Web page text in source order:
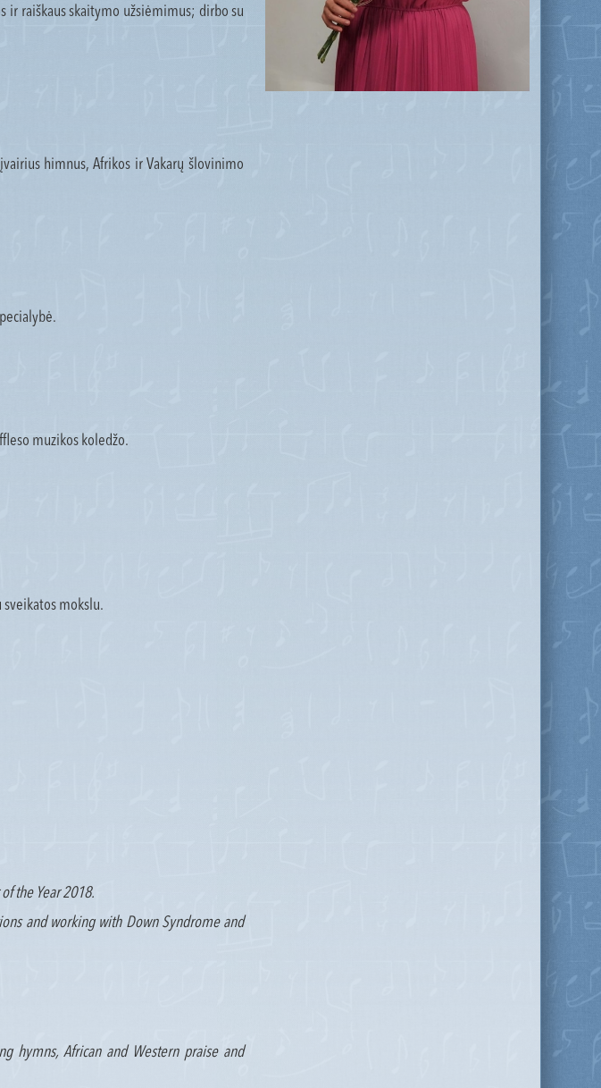
ir raiškaus skaitymo užsiėmimus; dirbo su
himnus, Afrikos ir Vakarų šlovinimo
muzikos koledžo.
mokslu.
the Year 2018.
and working with Down Syndrome and
hymns, African and Western praise and